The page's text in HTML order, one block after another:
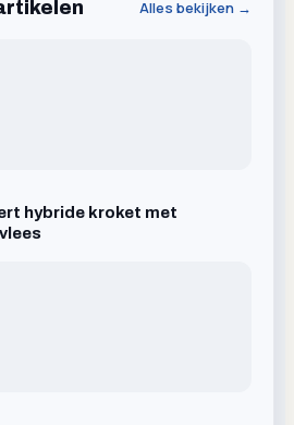
Alles bekijken →
hybride kroket met